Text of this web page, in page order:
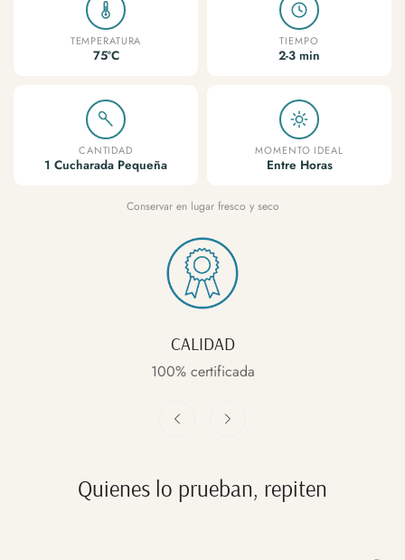
TEMPERATURA
75ºC
TIEMPO
2-3 min
CANTIDAD
1 Cucharada Pequeña
MOMENTO IDEAL
Entre Horas
Conservar en lugar fresco y seco
CALIDAD
100% certificada
Quienes lo prueban, repiten